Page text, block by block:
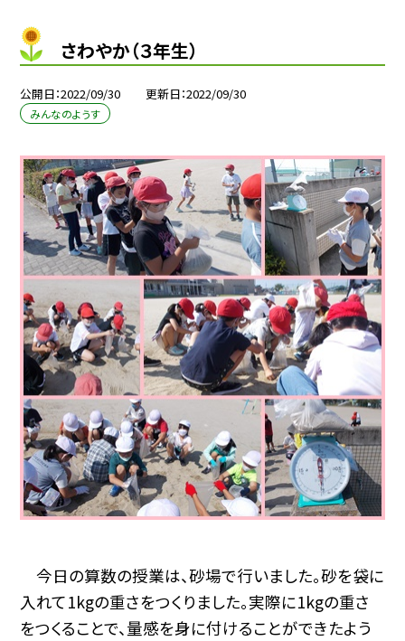
さわやか（３年生）
公開日 2022/09/30 更新日 2022/09/30
みんなのようす
今日の算数の授業は、砂場で行いました。砂を袋に
入れて1kgの重さをつくりました。実際に1kgの重さ
をつくることで、量感を身に付けることができたよう